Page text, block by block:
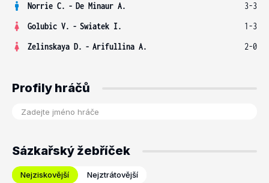
Norrie C. - De Minaur A.
3-3
Golubic V. - Swiatek I.
1-3
Zelinskaya D. - Arifullina A. 2-0
Profily hráčů
Sázkařský žebříček
Nejziskovější Nejztrátovější